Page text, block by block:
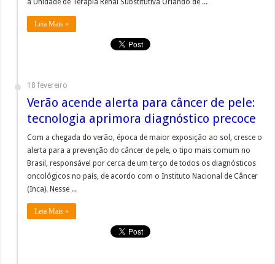
a Unidade de Terapia Renal Substitutiva Orlando de ...
Leia Mais »
18 fevereiro
Verão acende alerta para câncer de pele:
tecnologia aprimora diagnóstico precoce
Com a chegada do verão, época de maior exposição ao sol, cresce o
alerta para a prevenção do câncer de pele, o tipo mais comum no
Brasil, responsável por cerca de um terço de todos os diagnósticos
oncológicos no país, de acordo com o Instituto Nacional de Câncer
(Inca). Nesse ...
Leia Mais »